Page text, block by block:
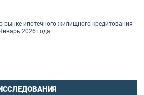
рынке ипотечного жилищного кредитования
2026 года